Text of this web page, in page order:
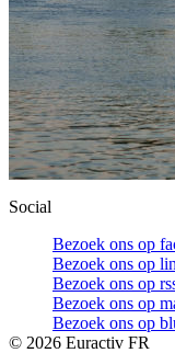
Social
Bezoek ons op
Bezoek ons op
Bezoek ons op
Bezoek ons op
Bezoek ons op
© 2026 Euractiv FR